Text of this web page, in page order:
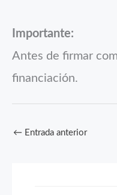
Importante:
Antes de firmar
financiación.
← Entrada anterior